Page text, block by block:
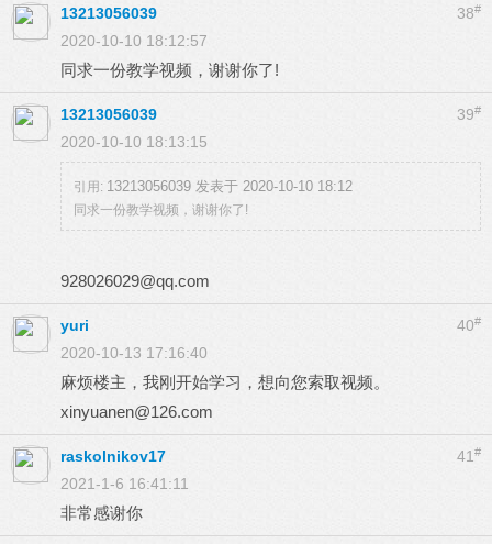
38#
13213056039
2020-10-10 18:12:57
同求一份教学视频，谢谢你了!
39#
13213056039
2020-10-10 18:13:15
引用: 13213056039 发表于 2020-10-10 18:12
同求一份教学视频，谢谢你了!
928026029@qq.com
40#
yuri
2020-10-13 17:16:40
麻烦楼主，我刚开始学习，想向您索取视频。
xinyuanen@126.com
41 #
raskolnikov17
2021-1-6 16:41:11
非常感谢你